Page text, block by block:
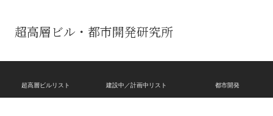
超高層ビル・都市開発研究所
超高層ビルリスト 建設中／計画中リスト 都市開発